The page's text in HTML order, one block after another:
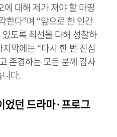
에 대해 제가 져야 할 마땅
한다”며 “앞으로 한 인간
도록 최선을 다해 성찰하
막에는 “다시 한 번 진심
존경하는 모든 분께 감사
다.
었던 드라마·프로그